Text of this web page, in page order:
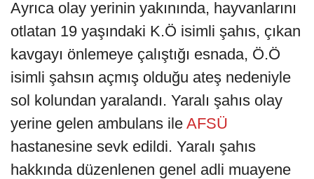
Ayrıca olay yerinin yakınında, hayvanlarını
otlatan 19 yaşındaki K.Ö isimli şahıs, çıkan
kavgayı önlemeye çalıştığı esnada, Ö.Ö
isimli şahsın açmış olduğu ateş nedeniyle
sol kolundan yaralandı. Yaralı şahıs olay
yerine gelen ambulans ile AFSÜ
hastanesine sevk edildi. Yaralı şahıs
hakkında düzenlenen genel adli muayene